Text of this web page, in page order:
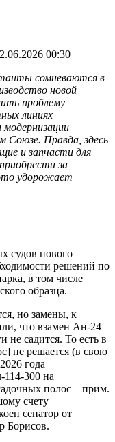
00:30
сомневаются в
новой
проблему
линиях
модернизации
Союзе. Правда, здесь
и запчасти для
за
удорожает
судов нового
решений по
в том числе
образца.
но замены, к
что взамен Ан-24
не садится. То есть в
не решается (в свою
года
114-300 на
полос – прим.
счету
сенатор от
Борисов.